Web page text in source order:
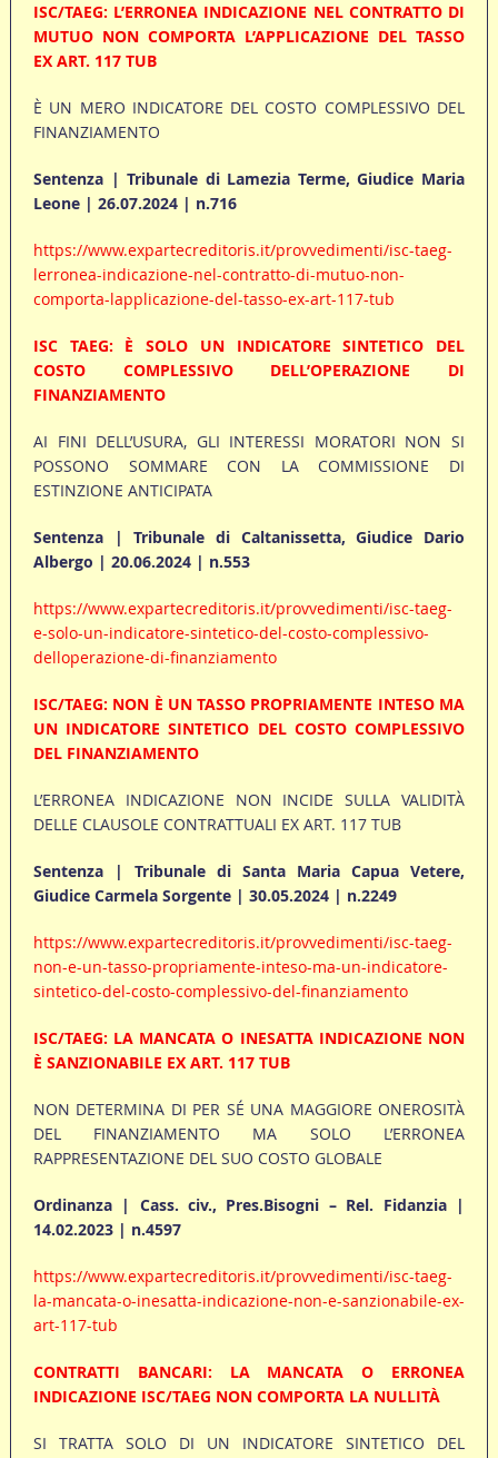
ISC/TAEG: L’ERRONEA INDICAZIONE NEL CONTRATTO DI
MUTUO NON COMPORTA L’APPLICAZIONE DEL TASSO
EX ART. 117 TUB
È UN MERO INDICATORE DEL COSTO COMPLESSIVO DEL
FINANZIAMENTO
Sentenza | Tribunale di Lamezia Terme, Giudice Maria
Leone | 26.07.2024 | n.716
https://www.expartecreditoris.it/provvedimenti/isc-taeg-
lerronea-indicazione-nel-contratto-di-mutuo-non-
comporta-lapplicazione-del-tasso-ex-art-117-tub
ISC TAEG: È SOLO UN INDICATORE SINTETICO DEL
COSTO COMPLESSIVO DELL’OPERAZIONE DI
FINANZIAMENTO
AI FINI DELL’USURA, GLI INTERESSI MORATORI NON SI
POSSONO SOMMARE CON LA COMMISSIONE DI
ESTINZIONE ANTICIPATA
Sentenza | Tribunale di Caltanissetta, Giudice Dario
Albergo | 20.06.2024 | n.553
https://www.expartecreditoris.it/provvedimenti/isc-taeg-
e-solo-un-indicatore-sintetico-del-costo-complessivo-
delloperazione-di-finanziamento
ISC/TAEG: NON È UN TASSO PROPRIAMENTE INTESO MA
UN INDICATORE SINTETICO DEL COSTO COMPLESSIVO
DEL FINANZIAMENTO
L’ERRONEA INDICAZIONE NON INCIDE SULLA VALIDITÀ
DELLE CLAUSOLE CONTRATTUALI EX ART. 117 TUB
Sentenza | Tribunale di Santa Maria Capua Vetere,
Giudice Carmela Sorgente | 30.05.2024 | n.2249
https://www.expartecreditoris.it/provvedimenti/isc-taeg-
non-e-un-tasso-propriamente-inteso-ma-un-indicatore-
sintetico-del-costo-complessivo-del-finanziamento
ISC/TAEG: LA MANCATA O INESATTA INDICAZIONE NON
È SANZIONABILE EX ART. 117 TUB
NON DETERMINA DI PER SÉ UNA MAGGIORE ONEROSITÀ
DEL FINANZIAMENTO MA SOLO L’ERRONEA
RAPPRESENTAZIONE DEL SUO COSTO GLOBALE
Ordinanza | Cass. civ., Pres.Bisogni – Rel. Fidanzia |
14.02.2023 | n.4597
https://www.expartecreditoris.it/provvedimenti/isc-taeg-
la-mancata-o-inesatta-indicazione-non-e-sanzionabile-ex-
art-117-tub
CONTRATTI BANCARI: LA MANCATA O ERRONEA
INDICAZIONE ISC/TAEG NON COMPORTA LA NULLITÀ
SI TRATTA SOLO DI UN INDICATORE SINTETICO DEL